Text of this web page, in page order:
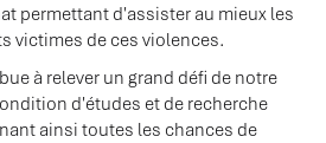
permettant d'assister au mieux les
victimes de ces violences.
à relever un grand défi de notre
d'études et de recherche
ainsi toutes les chances de